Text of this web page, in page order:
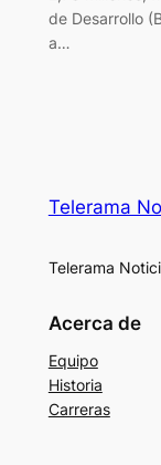
de Desarrollo
a…
Telerama
Telerama
Acerca de
Equipo
Historia
Carreras